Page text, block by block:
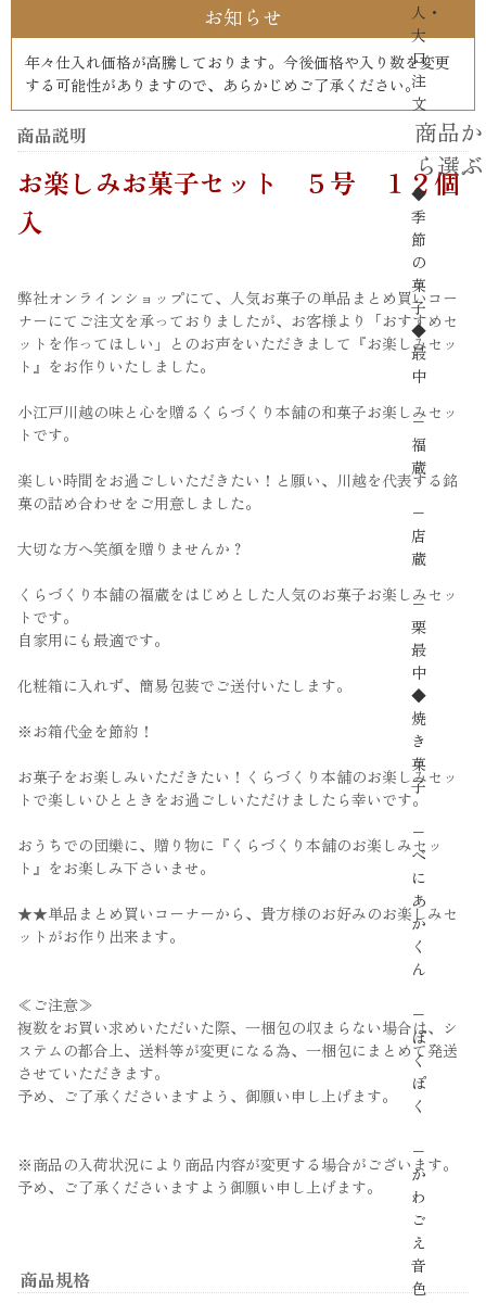
人・
大
口
注
文
商品か
ら選ぶ
◆
季
節
の
菓
子
◆
最
中
−
福
蔵
−
店
蔵
−
栗
最
中
◆
焼
き
菓
子
−
べ
に
あ
か
く
ん
−
ぽ
く
ぽ
く
−
か
わ
ご
え
音
色
お知らせ
年々仕入れ価格が高騰しております。今後価格や入り数を変更
する可能性がありますので、あらかじめご了承ください。
商品説明
お楽しみお菓子セット ５号 １２個
入
弊社オンラインショップにて、人気お菓子の単品まとめ買いコー
ナーにてご注文を承っておりましたが、お客様より「おすすめセ
ットを作ってほしい」とのお声をいただきまして『お楽しみセッ
ト』をお作りいたしました。
小江戸川越の味と心を贈るくらづくり本舗の和菓子お楽しみセッ
トです。
楽しい時間をお過ごしいただきたい！と願い、川越を代表する銘
菓の詰め合わせをご用意しました。
大切な方へ笑顔を贈りませんか？
くらづくり本舗の福蔵をはじめとした人気のお菓子お楽しみセッ
トです。
自家用にも最適です。
化粧箱に入れず、簡易包装でご送付いたします。
※お箱代金を節約！
お菓子をお楽しみいただきたい！くらづくり本舗のお楽しみセッ
トで楽しいひとときをお過ごしいただけましたら幸いです。
おうちでの団欒に、贈り物に『くらづくり本舗のお楽しみセッ
ト』をお楽しみ下さいませ。
★★単品まとめ買いコーナーから、貴方様のお好みのお楽しみセ
ットがお作り出来ます。
≪ご注意≫
複数をお買い求めいただいた際、一梱包の収まらない場合は、シ
ステムの都合上、送料等が変更になる為、一梱包にまとめて発送
させていただきます。
予め、ご了承くださいますよう、御願い申し上げます。
※商品の入荷状況により商品内容が変更する場合がございます。
予め、ご了承くださいますよう御願い申し上げます。
商品規格